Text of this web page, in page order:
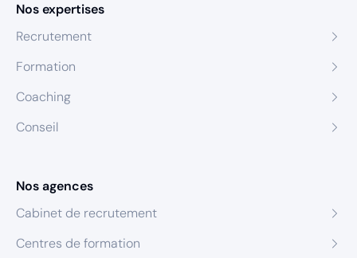
Nos expertises
Recrutement
Formation
Coaching
Conseil
Nos agences
Cabinet de recrutement
Centres de formation